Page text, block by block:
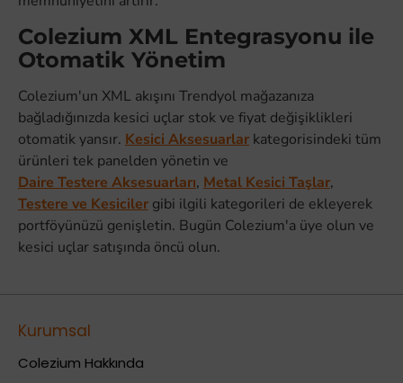
Colezium XML Entegrasyonu ile
Otomatik Yönetim
Colezium'un XML akışını Trendyol mağazanıza
bağladığınızda kesici uçlar stok ve fiyat değişiklikleri
otomatik yansır. Kesici Aksesuarlar kategorisindeki tüm
ürünleri tek panelden yönetin ve
Daire Testere Aksesuarları, Metal Kesici Taşlar,
Testere ve Kesiciler gibi ilgili kategorileri de ekleyerek
portföyünüzü genişletin. Bugün Colezium'a üye olun ve
kesici uçlar satışında öncü olun.
Kurumsal
Colezium Hakkında